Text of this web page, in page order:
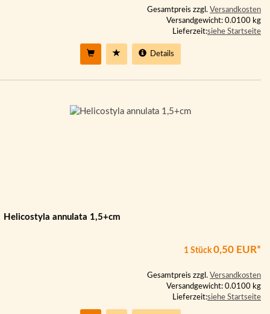
Gesamtpreis zzgl. Versandkosten
Versandgewicht: 0.0100 kg
Lieferzeit:siehe Startseite
Details
Helicostyla annulata 1,5+cm
1 Stück0,50 EUR*
Gesamtpreis zzgl. Versandkosten
Versandgewicht: 0.0100 kg
Lieferzeit:siehe Startseite